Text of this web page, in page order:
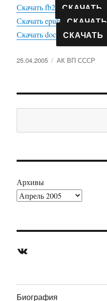
Скачать fb2 СКАЧАТЬ
Скачать epub СКАЧАТЬ
Скачать doc СКАЧАТЬ
Опубликовано
25.04.2005 Рубрики
АК ВП СССР
Архивы
ВКонтакте
Биография